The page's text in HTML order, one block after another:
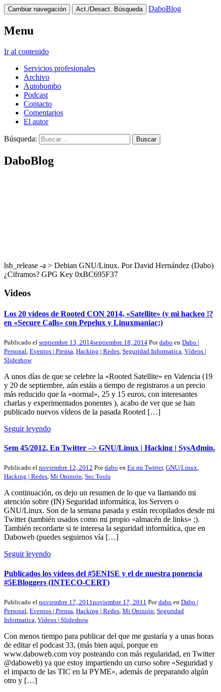
Cambiar navegación Act./Desact. Búsqueda DaboBlog
Menu
Ir al contenido
Servicios profesionales
Archivo
Autobombo
Podcast
Contacto
Comentarios
El autor
Búsqueda:
DaboBlog
lsb_release -a > Debian GNU/Linux. Por David Hernández (Dabo)
¿Ciframos? GPG Key 0xBC695F37
Videos
Los 20 vídeos de Rooted CON 2014, «Satellite» (y mi hackeo !?
en «Secure Calls» con Pepelux y Linuxmaniac;)
Publicado el septiembre 13, 2014septiembre 18, 2014 Pordabo en Dabo |
Personal Eventos | Prensa Hacking | Redes Seguridad Informatica Vídeos |
Slideshow
A unos días de que se celebre la «Rooted Satellite» en Valencia (19
y 20 de septiembre, aún estáis a tiempo de registraros a un precio
más reducido que la «normal», 25 y 15 euros, con interesantes
charlas y experimentados ponentes ), acabo de ver que se han
publicado nuevos vídeos de la pasada Rooted […]
Seguir leyendo
Sem 45/2012. En Twitter –> GNU/Linux | Hacking | SysAdmin.
Publicado el noviembre 12, 2012 Pordabo en En mi Twitter, GNU/Linux,
Hacking | Redes, Mi Opinión, Sec Tools
A continuación, os dejo un resumen de lo que va llamando mi
atención sobre (IN) Seguridad informática, los Servers o
GNU/Linux. Son de la semana pasada y están recopilados desde mi
Twitter (también usados como mi propio «almacén de links» ;).
También recordarte si te interesa la seguridad informática, que en
Daboweb (puedes seguirnos vía […]
Seguir leyendo
Publicados los vídeos del #5ENISE y el de nuestra ponencia
#5EBloggers (INTECO-CERT)
Publicado el noviembre 17, 2011 noviembre 17, 2011 Pordabo en Dabo |
Personal Eventos | Prensa Hacking | Redes Mi Opinión Seguridad
Informatica Vídeos | Slideshow
Con menos tiempo para publicar del que me gustaría y a unas horas
de editar el podcast 33, (más bien aquí, porque en
www.daboweb.com voy posteando con más regularidad, en Twitter
@daboweb) ya que estoy impartiendo un curso sobre «Seguridad y
el impacto de las TIC en la PYME», además de preparando algún
otro y […]